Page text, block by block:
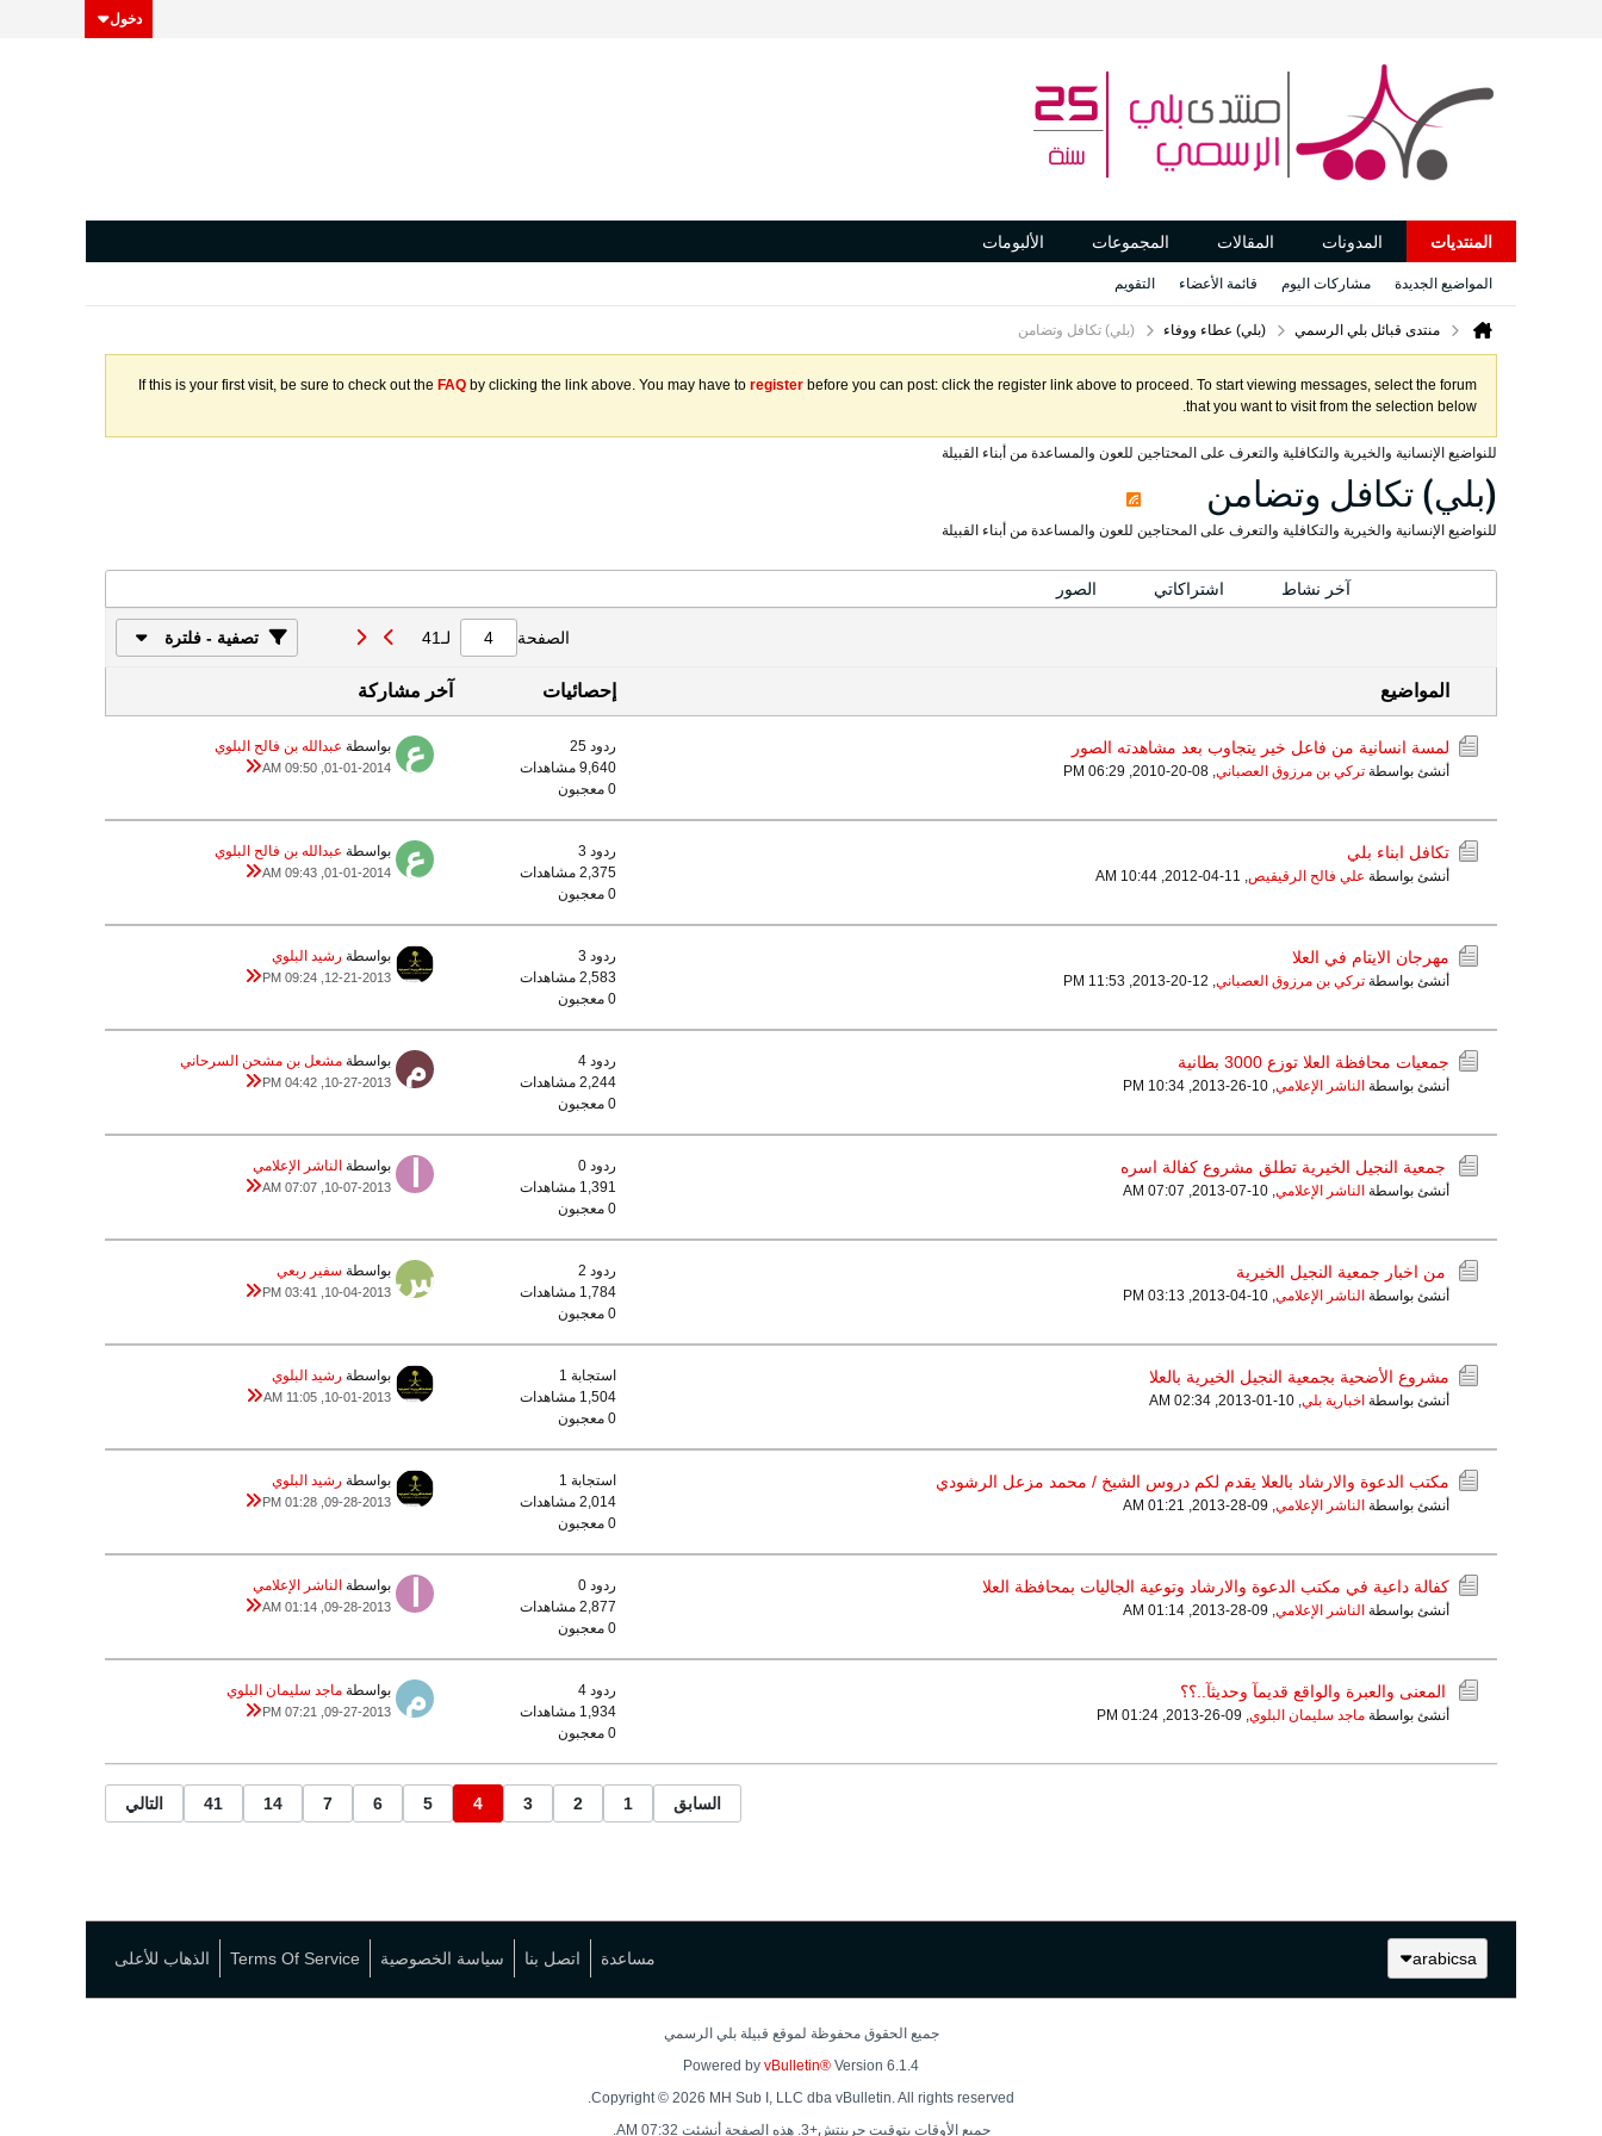
دخول
المنتديات المدونات المقالات المجموعات الألبومات
المواضيع الجديدة مشاركات اليوم قائمة الأعضاء التقويم
منتدى قبائل بلي الرسمي (بلي) عطاء ووفاء (بلي) تكافل وتضامن
If this is your first visit, be sure to check out the FAQ by clicking the link above. You may have to register before you can post: click the register link above to proceed. To start viewing messages, select the forum
that you want to visit from the selection below.
للنواضيع الإنسانية والخيرية والتكافلية والتعرف على المحتاجين للعون والمساعدة من أبناء القبيلة
(بلي) تكافل وتضامن
للنواضيع الإنسانية والخيرية والتكافلية والتعرف على المحتاجين للعون والمساعدة من أبناء القبيلة
آخر نشاط اشتراكاتي الصور
الصفحة لـ41 تصفية - فلترة
المواضيع إحصائيات آخر مشاركة
لمسة انسانية من فاعل خير يتجاوب بعد مشاهدته الصور
أنشئ بواسطة تركي بن مرزوق العصباني,
08-20-2010, 06:29 PM
ردود 25
9,640 مشاهدات
0 معجبون
بواسطة عبدالله بن فالح البلوي
01-01-2014, 09:50 AM
تكافل ابناء بلي
أنشئ بواسطة علي فالح الرقيقيص,
11-04-2012, 10:44 AM
ردود 3
2,375 مشاهدات
0 معجبون
بواسطة عبدالله بن فالح البلوي
01-01-2014, 09:43 AM
مهرجان الايتام في العلا
أنشئ بواسطة تركي بن مرزوق العصباني,
12-20-2013, 11:53 PM
ردود 3
2,583 مشاهدات
0 معجبون
بواسطة رشيد البلوي
12-21-2013, 09:24 PM
جمعيات محافظة العلا توزع 3000 بطانية
أنشئ بواسطة الناشر الإعلامي,
10-26-2013, 10:34 PM
ردود 4
2,244 مشاهدات
0 معجبون
بواسطة مشعل بن مشحن السرحاني
10-27-2013, 04:42 PM
جمعية النجيل الخيرية تطلق مشروع كفالة اسره
أنشئ بواسطة الناشر الإعلامي,
10-07-2013, 07:07 AM
ردود 0
1,391 مشاهدات
0 معجبون
بواسطة الناشر الإعلامي
10-07-2013, 07:07 AM
من اخبار جمعية النجيل الخيرية
أنشئ بواسطة الناشر الإعلامي,
10-04-2013, 03:13 PM
ردود 2
1,784 مشاهدات
0 معجبون
بواسطة سفير ربعي
10-04-2013, 03:41 PM
مشروع الأضحية بجمعية النجيل الخيرية بالعلا
أنشئ بواسطة اخبارية بلي,
10-01-2013, 02:34 AM
استجابة 1
1,504 مشاهدات
0 معجبون
بواسطة رشيد البلوي
10-01-2013, 11:05 AM
مكتب الدعوة والارشاد بالعلا يقدم لكم دروس الشيخ / محمد مزعل الرشودي
أنشئ بواسطة الناشر الإعلامي,
09-28-2013, 01:21 AM
استجابة 1
2,014 مشاهدات
0 معجبون
بواسطة رشيد البلوي
09-28-2013, 01:28 PM
كفالة داعية في مكتب الدعوة والارشاد وتوعية الجاليات بمحافظة العلا
أنشئ بواسطة الناشر الإعلامي,
09-28-2013, 01:14 AM
ردود 0
2,877 مشاهدات
0 معجبون
بواسطة الناشر الإعلامي
09-28-2013, 01:14 AM
المعنى والعبرة والواقع قديمآ وحديثآ..؟؟
أنشئ بواسطة ماجد سليمان البلوي,
09-26-2013, 01:24 PM
ردود 4
1,934 مشاهدات
0 معجبون
بواسطة ماجد سليمان البلوي
09-27-2013, 07:21 PM
السابق 1
2
3
4
5
6
7
14
41 التالي
arabicsa مساعدة اتصل بنا سياسة الخصوصية Terms Of Service الذهاب للأعلى
جميع الحقوق محفوظة لموقع قبيلة بلي الرسمي
Powered by vBulletin® Version 6.1.4
Copyright © 2026 MH Sub I, LLC dba vBulletin. All rights reserved.
جميع الأوقات بتوقيت جرينتش+3. هذه الصفحة أنشئت 07:32 AM.